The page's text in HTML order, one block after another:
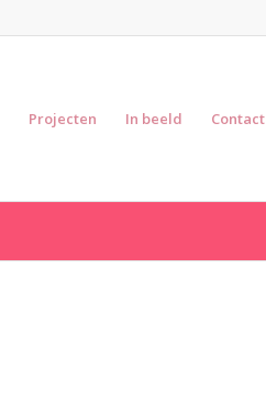
Projecten In beeld Contact